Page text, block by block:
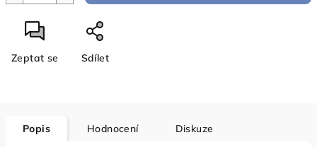
Zeptat se Sdílet
Popis Hodnocení Diskuze